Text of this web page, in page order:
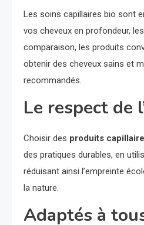
Les soins capillaires bio sont
vos cheveux en profondeur,
comparaison, les produits
obtenir des cheveux sains et
recommandés.
Le respect de
Choisir des produits
des pratiques durables, en
réduisant ainsi l’empreinte
la nature.
Adaptés à